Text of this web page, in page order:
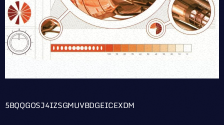
5BQQGOSJ4IZSGMUVBDGEICEXDM